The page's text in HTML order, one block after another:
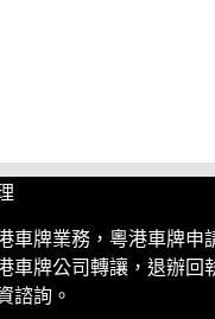
車牌業務，粵港車牌申
車牌公司轉讓，退辦
諮詢。